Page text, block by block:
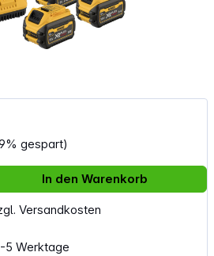
gespart)
Versandkosten
5 Werktage
den gewünschten
In den Warenkorb